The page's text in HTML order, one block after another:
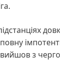
вийшов з